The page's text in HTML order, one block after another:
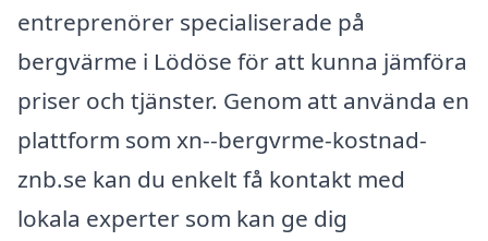
entreprenörer specialiserade på
bergvärme i Lödöse för att kunna jämföra
priser och tjänster. Genom att använda en
plattform som xn--bergvrme-kostnad-
znb.se kan du enkelt få kontakt med
lokala experter som kan ge dig